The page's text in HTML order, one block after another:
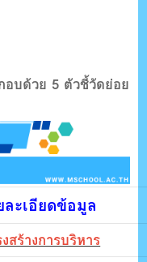
อบด้วย 5 ตัวชี้วัดย่อย
ละเอียดข้อมูล
สร้างการบริหาร